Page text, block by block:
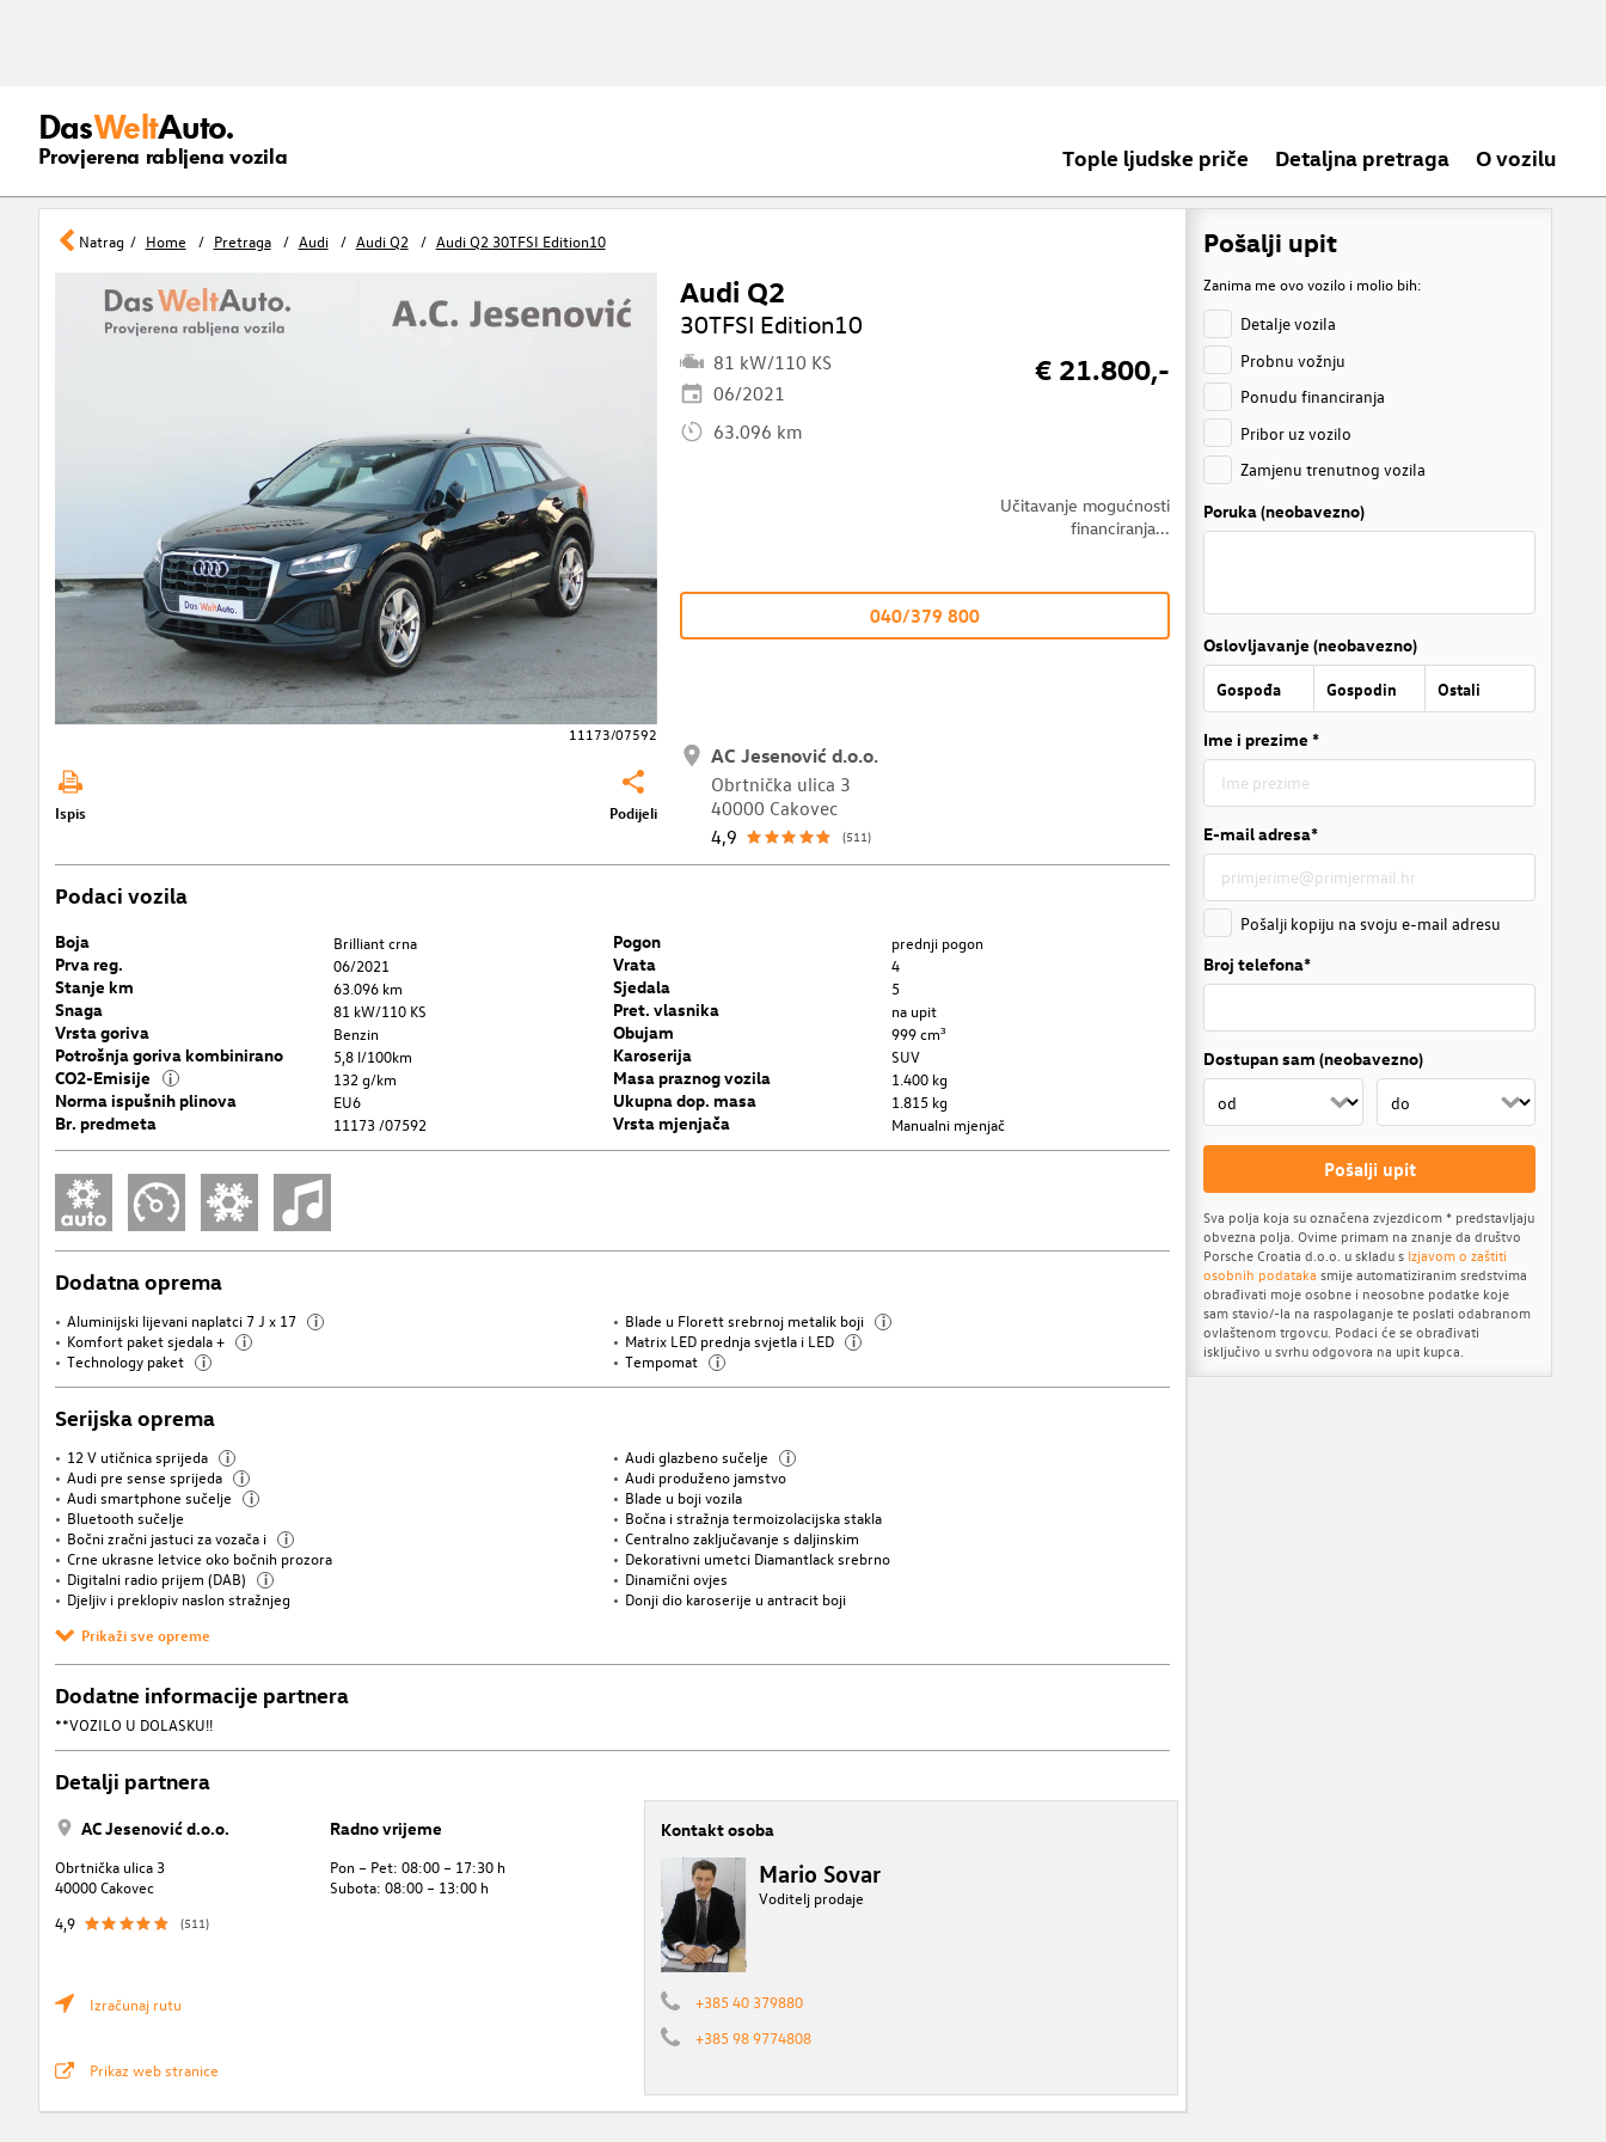
DasWeltAuto.
Provjerena rabljena vozila Tople ljudske priče Detaljna pretraga O vozilu
Natrag Home Pretraga Audi Audi Q2 Audi Q2 30TFSI Edition10
11173/07592
Audi Q2
30TFSI Edition10
81 kW/110 KS
06/2021
63.096 km
Učitavanje mogućnosti
financiranja...
€ 21.800,-
040/379 800
AC Jesenović d.o.o.
Obrtnička ulica 3
40000 Cakovec
4,9
(511)
Ispis Podijeli
Podaci vozila
Boja Brilliant crna
Prva reg. 06/2021
Stanje km 63.096 km
Snaga 81 kW/110 KS
Vrsta goriva Benzin
Potrošnja goriva kombinirano 5,8 l/100km
CO2-Emisije i 132 g/km
Norma ispušnih plinova EU6
Br. predmeta 11173 /07592
Pogon prednji pogon
Vrata 4
Sjedala 5
Pret. vlasnika na upit
Obujam 999 cm³
Karoserija SUV
Masa praznog vozila 1.400 kg
Ukupna dop. masa 1.815 kg
Vrsta mjenjača Manualni mjenjač
Dodatna oprema
Aluminijski lijevani naplatci 7 J x 17 i Blade u Florett srebrnoj metalik boji i
Komfort paket sjedala + i Matrix LED prednja svjetla i LED i
Technology paket i Tempomat i
Serijska oprema
12 V utičnica sprijeda i Audi glazbeno sučelje i
Audi pre sense sprijeda i
Audi produženo jamstvo
Audi smartphone sučelje
i
Blade u boji vozila
Bluetooth sučelje
Bočna i stražnja termoizolacijska stakla
Bočni zračni jastuci za vozača i
i
Centralno zaključavanje s daljinskim
Crne ukrasne letvice oko bočnih prozora
Dekorativni umetci Diamantlack srebrno
Digitalni radio prijem (DAB)
i
Dinamični ovjes
Djeljiv i preklopiv naslon stražnjeg
Donji dio karoserije u antracit boji
Prikaži sve opreme
Dodatne informacije partnera
**VOZILO U DOLASKU!!
Detalji partnera
AC Jesenović d.o.o.
Obrtnička ulica 3
40000 Cakovec
4,9
(511)
Izračunaj rutu
Prikaz web stranice
Radno vrijeme
Pon – Pet: 08:00 – 17:30 h
Subota: 08:00 – 13:00 h
Kontakt osoba
Mario Sovar
Voditelj prodaje
+385 40 379880
+385 98 9774808
Pošalji upit
Zanima me ovo vozilo i molio bih:
Detalje vozila
Probnu vožnju
Ponudu financiranja
Pribor uz vozilo
Zamjenu trenutnog vozila
Poruka (neobavezno)
Oslovljavanje (neobavezno)
Gospođa Gospodin Ostali
Ime i prezime *
E-mail adresa*
Pošalji kopiju na svoju e-mail adresu
Broj telefona*
Dostupan sam (neobavezno)
Pošalji upit
Sva polja koja su označena zvjezdicom * predstavljaju
obvezna polja. Ovime primam na znanje da društvo
Porsche Croatia d.o.o. u skladu s Izjavom o zaštiti
osobnih podataka smije automatiziranim sredstvima
obrađivati moje osobne i neosobne podatke koje
sam stavio/-la na raspolaganje te poslati odabranom
ovlaštenom trgovcu. Podaci će se obrađivati
isključivo u svrhu odgovora na upit kupca.